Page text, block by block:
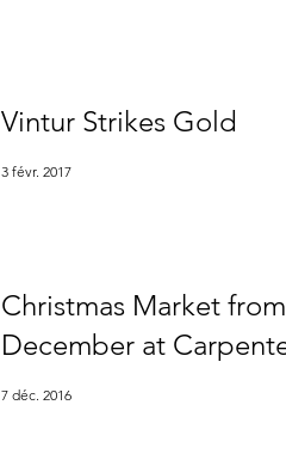
Vintur Strikes Gold
3 févr. 2017
Christmas Market
December at
7 déc. 2016